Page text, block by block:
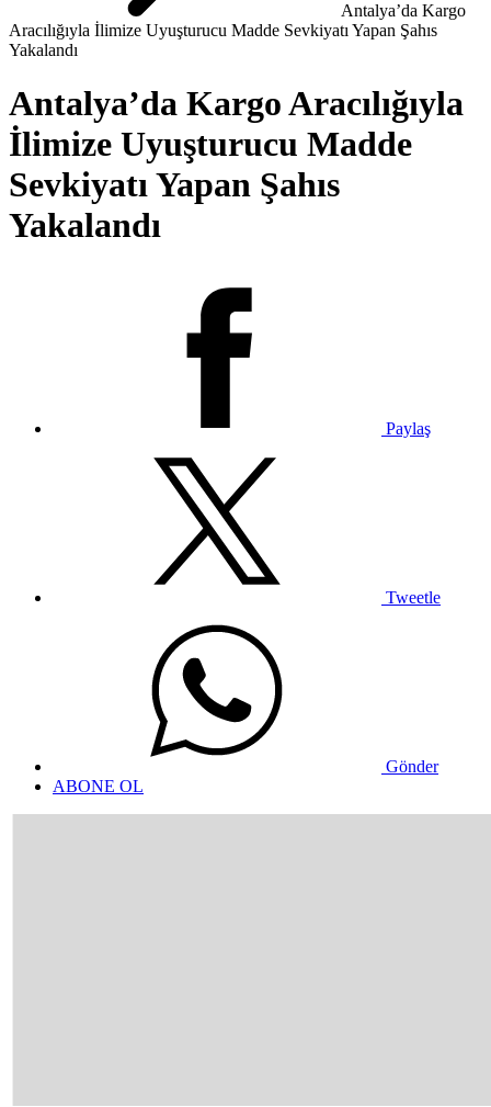
Antalya’da Kargo
Aracılığıyla İlimize Uyuşturucu Madde Sevkiyatı Yapan Şahıs
Yakalandı
Antalya’da Kargo Aracılığıyla
İlimize Uyuşturucu Madde
Sevkiyatı Yapan Şahıs
Yakalandı
Paylaş
Tweetle
Gönder
ABONE OL